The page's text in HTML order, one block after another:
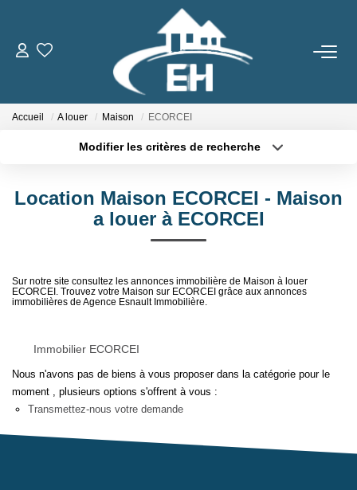
ACHETER
Gestion Locative
NOTRE AGENCE
Nos Actualités
Avis Clients
Accueil A louer Maison ECORCEI
Modifier les critères de recherche
Type de bien
Surface min
Créer une alerte
Location Maison ECORCEI - Maison
a louer à ECORCEI
Sur notre site consultez les annonces immobilière de Maison à louer
ECORCEI. Trouvez votre Maison sur ECORCEI grâce aux annonces
immobilières de Agence Esnault Immobilière.
Immobilier ECORCEI
Nous n'avons pas de biens à vous proposer dans la catégorie pour le
moment , plusieurs options s'offrent à vous :
Transmettez-nous votre demande